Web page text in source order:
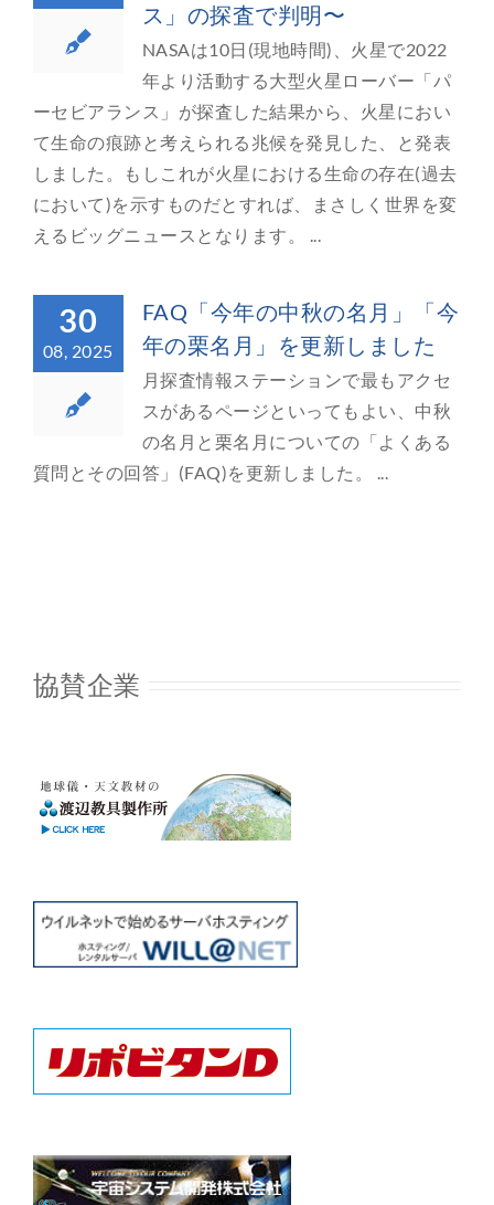
ス」の探査で判明〜
NASAは10日(現地時間)、火星で2022
年より活動する大型火星ローバー「パ
ーセビアランス」が探査した結果から、火星におい
て生命の痕跡と考えられる兆候を発見した、と発表
しました。もしこれが火星における生命の存在(過去
において)を示すものだとすれば、まさしく世界を変
えるビッグニュースとなります。 ...
30
08, 2025
FAQ「今年の中秋の名月」「今
年の栗名月」を更新しました
月探査情報ステーションで最もアクセ
スがあるページといってもよい、中秋
の名月と栗名月についての「よくある
質問とその回答」(FAQ)を更新しました。 ...
協賛企業